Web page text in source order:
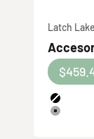
Latch Lake
Color
Negro
Audix
¡Haz